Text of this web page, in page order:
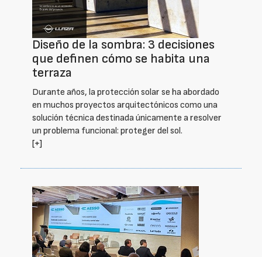
Diseño de la sombra: 3 decisiones
que definen cómo se habita una
terraza
Durante años, la protección solar se ha abordado
en muchos proyectos arquitectónicos como una
solución técnica destinada únicamente a resolver
un problema funcional: proteger del sol.
[+]